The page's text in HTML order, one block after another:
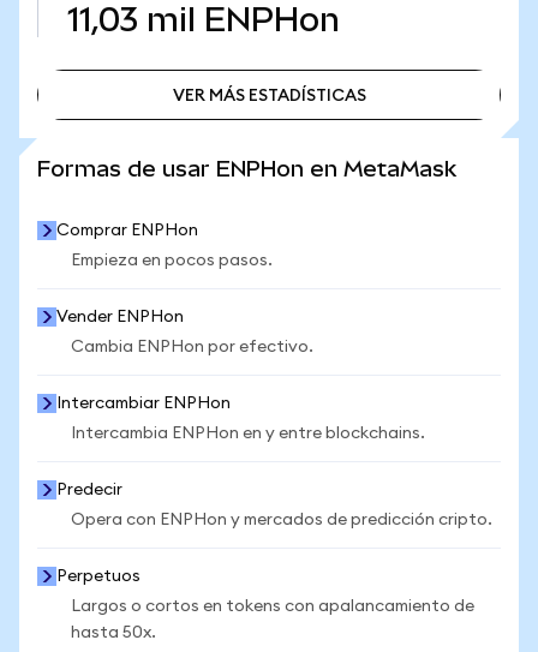
11,03 mil ENPHon
VER MÁS ESTADÍSTICAS
Formas de usar ENPHon en MetaMask
Comprar ENPHon
Empieza en pocos pasos.
Vender ENPHon
Cambia ENPHon por efectivo.
Intercambiar ENPHon
Intercambia ENPHon en y entre blockchains.
Predecir
Opera con ENPHon y mercados de predicción cripto.
Perpetuos
Largos o cortos en tokens con apalancamiento de
hasta 50x.